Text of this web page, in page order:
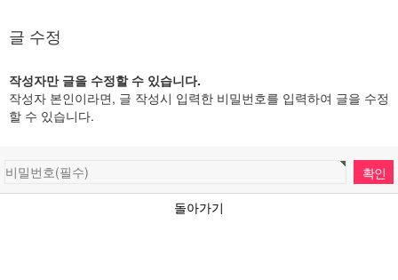
글 수정
작성자만 글을 수정할 수 있습니다.
작성자 본인이라면, 글 작성시 입력한 비밀번호를 입력하여 글을 수정
할 수 있습니다.
돌아가기